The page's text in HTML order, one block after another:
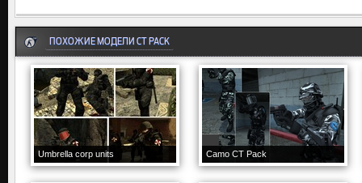
ПОХОЖИЕ МОДЕЛИ CT PACK
Umbrella corp units Camo CT Pack